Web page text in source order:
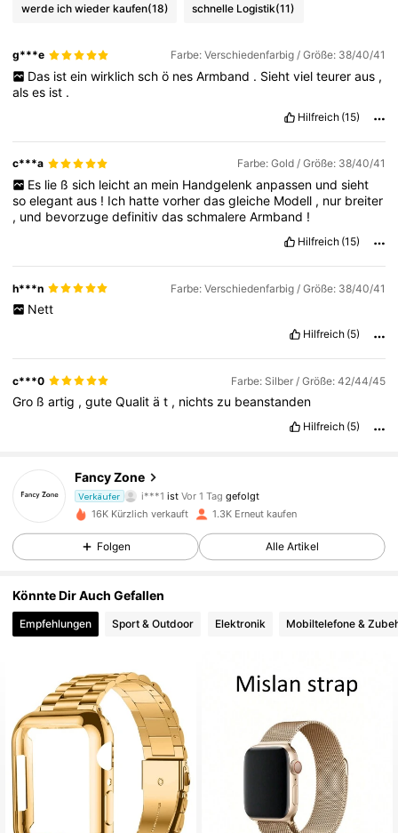
werde ich wieder kaufen(18) schnelle Logistik(11)
g***e Farbe: Verschiedenfarbig / Größe: 38/40/41
Das ist ein wirklich sch ö nes Armband . Sieht viel teurer aus ,
alses ist .
Hilfreich (15)
c***a Farbe: Gold / Größe: 38/40/41
Es lie ß sich leicht an mein Handgelenk anpassen und sieht
soelegantaus ! Ich hattevorherdasgleiche Modell , nur breiter
, und bevorzugedefinitivdasschmalereArmband !
Hilfreich (15)
h***n Farbe: Verschiedenfarbig / Größe: 38/40/41
Nett
Hilfreich (5)
c***0 Farbe: Silber / Größe: 42/44/45
Gro ßartig ,guteQualität , nichts zu beanstanden
Hilfreich (5)
Fancy Zone
Verkäufer
4,82 92 Follower
i***1
m***pist am Durchsuchen
4,82
92 Follower
92 Follower
4,82
4,82 92 Follower
4,82 92 Follower
16K Kürzlich verkauft 1.3K Erneut kaufen
Folgen Alle Artikel
Könnte Dir Auch Gefallen
Empfehlungen Sport & Outdoor Elektronik Mobiltelefone &